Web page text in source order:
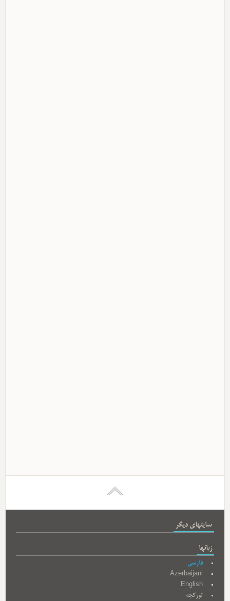
سایتهای دیگر
زبانها
فارسی
Azerbaijani
English
تورکجه